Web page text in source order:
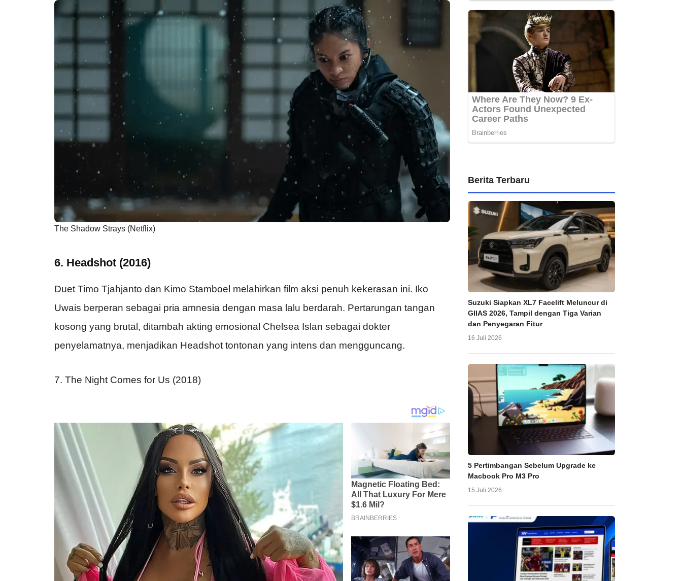
The Shadow Strays (Netflix)
6. Headshot (2016)
Duet Timo Tjahjanto dan Kimo Stamboel melahirkan film aksi penuh kekerasan ini. Iko
Uwais berperan sebagai pria amnesia dengan masa lalu berdarah. Pertarungan tangan
kosong yang brutal, ditambah akting emosional Chelsea Islan sebagai dokter
penyelamatnya, menjadikan Headshot tontonan yang intens dan mengguncang.
7. The Night Comes for Us (2018)
Berita Terbaru
Suzuki Siapkan XL7 Facelift Meluncur di
GIIAS 2026, Tampil dengan Tiga Varian
dan Penyegaran Fitur
16 Juli 2026
5 Pertimbangan Sebelum Upgrade ke
Macbook Pro M3 Pro
15 Juli 2026